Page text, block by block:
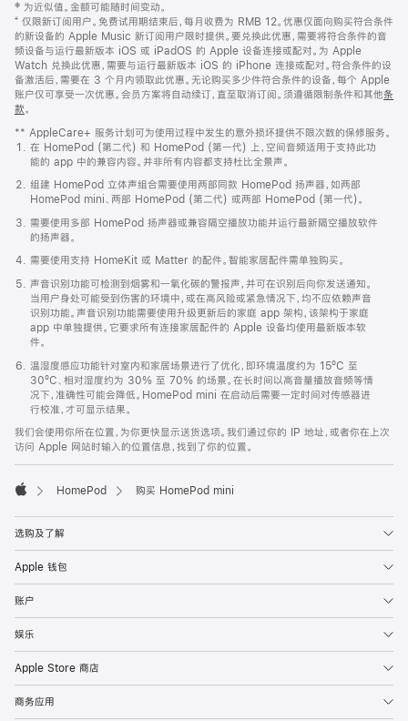
页
页
脚
注
‡ 为近似值。金额可能随时间变动。
⁺ 仅限新订阅用户。免费试用期结束后，每月收费为 RMB 12。优惠仅面向购买符合条件
的新设备的 Apple Music 新订阅用户限时提供。要兑换此优惠，需要将符合条件的音
频设备与运行最新版本 iOS 或 iPadOS 的 Apple 设备连接或配对。为 Apple
Watch 兑换此优惠，需要与运行最新版本 iOS 的 iPhone 连接或配对。符合条件的设
备激活后，需要在 3 个月内领取此优惠。无论购买多少件符合条件的设备，每个 Apple
账户仅可享受一次优惠。会员方案将自动续订，直至取消订阅。须遵循限制条件和其他条
款。
窗
口
中
打
开)
** AppleCare+ 服务计划可为使用过程中发生的意外损坏提供不限次数的保修服务。
在 HomePod (第二代) 和 HomePod (第一代) 上，空间音频适用于支持此功
能的 app 中的兼容内容。并非所有内容都支持杜比全景声。
组建 HomePod 立体声组合需要使用两部同款 HomePod 扬声器，如两部
HomePod mini、两部 HomePod (第二代) 或两部 HomePod (第一代)。
需要使用多部 HomePod 扬声器或兼容隔空播放功能并运行最新隔空播放软件
的扬声器。
需要使用支持 HomeKit 或 Matter 的配件。智能家居配件需单独购买。
声音识别功能可检测到烟雾和一氧化碳的警报声，并可在识别后向你发送通知。
当用户身处可能受到伤害的环境中，或在高风险或紧急情况下，均不应依赖声音
识别功能。声音识别功能需要使用升级更新后的家庭 app 架构，该架构于家庭
app 中单独提供。它要求所有连接家居配件的 Apple 设备均使用最新版本软
件。
温湿度感应功能针对室内和家居场景进行了优化，即环境温度约为 15ºC 至
30ºC、相对湿度约为 30% 至 70% 的场景。在长时间以高音量播放音频等情
况下，准确性可能会降低。HomePod mini 在启动后需要一定时间对传感器进
行校准，才可显示结果。
我们会使用你所在位置，为你更快显示送货选项。我们通过你的 IP 地址，或者你在上次
访问 Apple 网站时输入的位置信息，找到了你的位置。
HomePod 购买 HomePod mini
选购及了解
Apple 钱包
账户
娱乐
Apple Store 商店
商务应用